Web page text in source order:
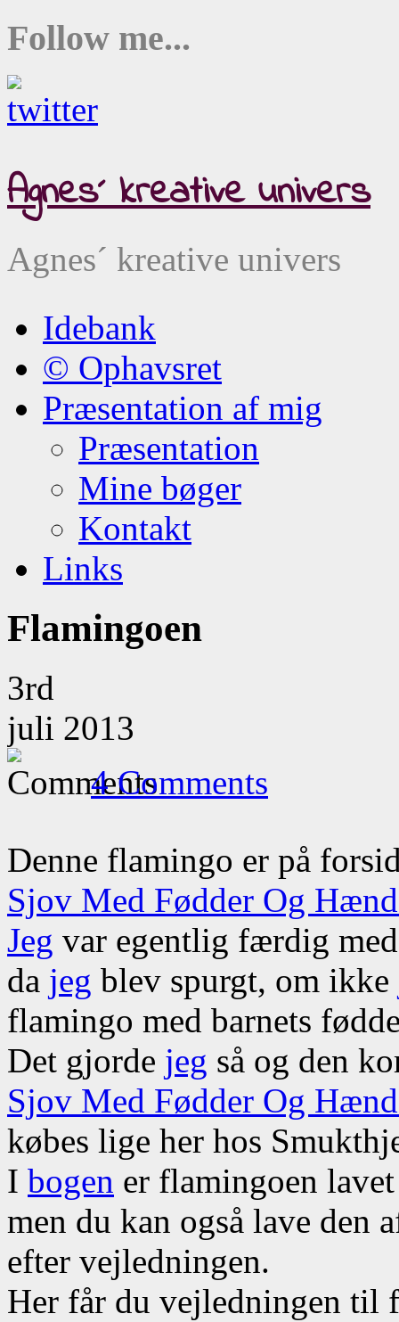
Follow me...
Agnes´ kreative univers
Agnes´ kreative univers
Idebank
© Ophavsret
Præsentation af mig
Præsentation
Mine bøger
Kontakt
Links
Flamingoen
3rd
juli 2013
4 Comments
Denne flamingo er på
Sjov Med Fødder Og
Jeg var egentlig færdig
da jeg blev spurgt, om ikke
flamingo med barnets
Det gjorde jeg så og den
Sjov Med Fødder Og
købes lige her hos
I bogen er flamingoen
men du kan også lave den
efter vejledningen.
Her får du vejledningen til